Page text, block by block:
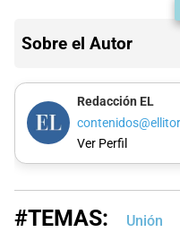
Sobre el Autor
Redacción EL
Ver Perfil
#TEMAS: Unión